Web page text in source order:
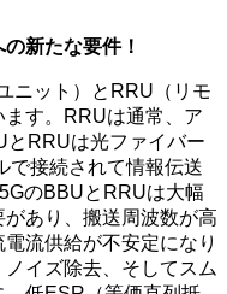
新たな要件！
ニット）とRRU（リモ
す。RRUは通常、ア
とRRUは光ファイバー
で接続されて情報伝送
のBBUとRRUは大幅
あり、搬送周波数が高
流供給が不安定になり
イズ除去、そしてスム